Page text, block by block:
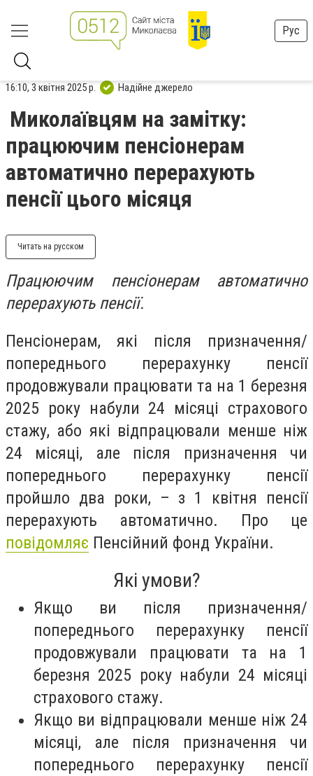
Рус
16:10, 3 квітня 2025 р. Надійне джерело
Миколаївцям на замітку:
працюючим пенсіонерам
автоматично перерахують
пенсії цього місяця
Читать на русском
Працюючим пенсіонерам автоматично
перерахують пенсії.
Пенсіонерам, які після призначення/
попереднього перерахунку пенсії
продовжували працювати та на 1 березня
2025 року набули 24 місяці страхового
стажу, або які відпрацювали менше ніж
24 місяці, але після призначення чи
попереднього перерахунку пенсії
пройшло два роки, – з 1 квітня пенсії
перерахують автоматично. Про це
повідомляє Пенсійний фонд України.
Які умови?
Якщо ви після призначення/
попереднього перерахунку пенсії
продовжували працювати та на 1
березня 2025 року набули 24 місяці
страхового стажу.
Якщо ви відпрацювали менше ніж 24
місяці, але після призначення чи
попереднього перерахунку пенсії